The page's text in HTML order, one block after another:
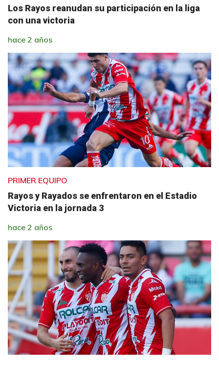
Los Rayos reanudan su participación en la liga
con una victoria
hace 2 años
PRIMER EQUIPO
Rayos y Rayados se enfrentaron en el Estadio
Victoria en la jornada 3
hace 2 años